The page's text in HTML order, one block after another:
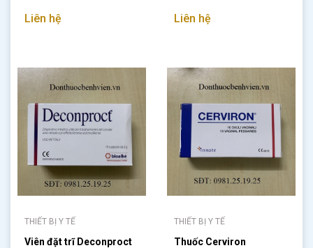
Liên hệ Liên hệ
THIẾT BỊ Y TẾ
Viên đặt trĩ Deconproct
THIẾT BỊ Y TẾ
Thuốc Cerviron